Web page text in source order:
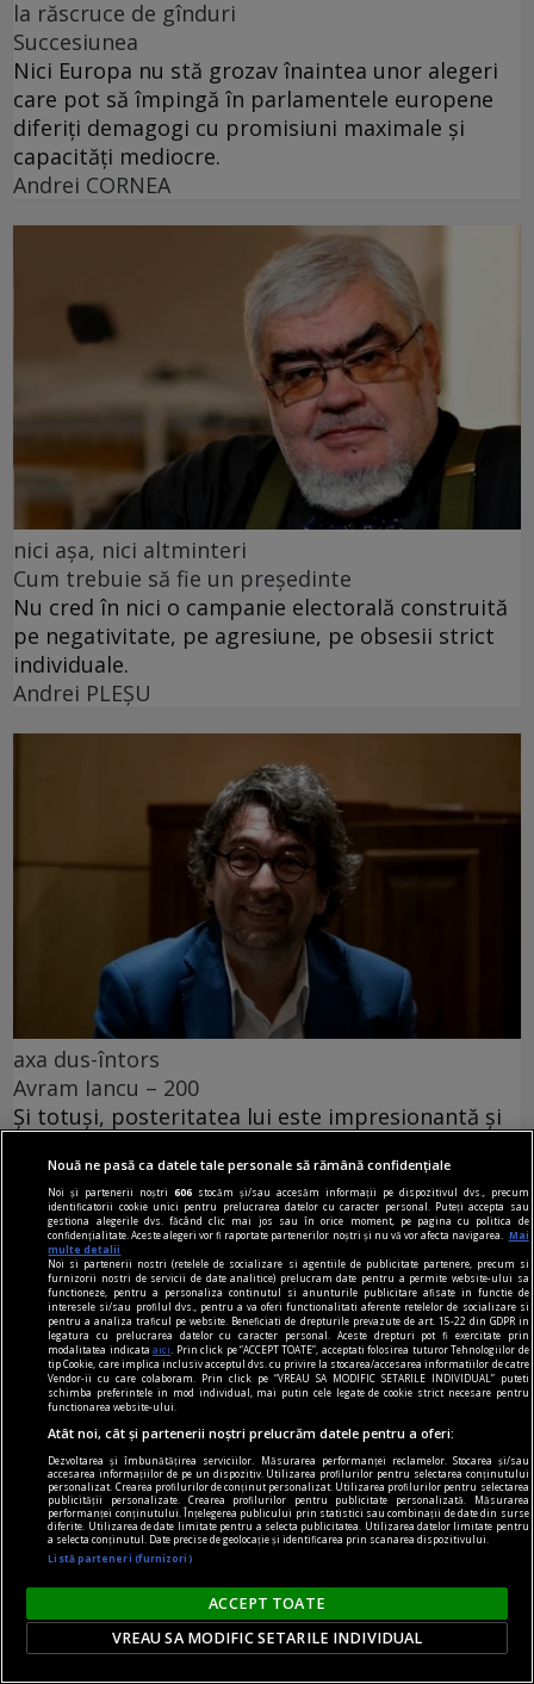
la răscruce de gînduri
Succesiunea
Nici Europa nu stă grozav înaintea unor alegeri
care pot să împingă în parlamentele europene
diferiți demagogi cu promisiuni maximale și
capacități mediocre.
Andrei CORNEA
nici așa, nici altminteri
Cum trebuie să fie un președinte
Nu cred în nici o campanie electorală construită
pe negativitate, pe agresiune, pe obsesii strict
individuale.
Andrei PLEŞU
axa dus-întors
Avram Iancu – 200
Și totuși, posteritatea lui este impresionantă și
simtă o înaltă emoție gîndindu-se la el.
Sever VOINESCU
accent pe istorie
Lech Walesa, din istorie și din prezent
Stocul pare limitat, istoria continuă.
Mihaela SIMINA
Nouă ne pasă ca datele tale personale să rămână confidențiale
Noi și partenerii noștri606 stocăm și/sau accesăm informații pe dispozitivul dvs., precum
identificatorii cookie unici pentru prelucrarea datelor cu caracter personal. Puteți accepta sau
gestiona alegerile dvs. făcând clic mai jos sau în orice moment, pe pagina cu politica de
confidențialitate. Aceste alegeri vor fi raportate partenerilor noștri și nu vă vor afecta navigarea.
Mai
multe detalii
Noi si partenerii nostri (retelele de socializare si agentiile de publicitate partenere, precum si
furnizorii nostri de servicii de date analitice) prelucram date pentru a permite website-ului sa
functioneze, pentru a personaliza continutul si anunturile publicitare afisate in functie de
interesele si/sau profilul dvs., pentru a va oferi functionalitati aferente retelelor de socializare si
pentru a analiza traficul pe website. Beneficiati de drepturile prevazute de art. 15-22 din GDPR in
legatura cu prelucrarea datelor cu caracter personal. Aceste drepturi pot fi exercitate prin
modalitatea indicataaici
. Prin click pe “ACCEPT TOATE”, acceptati folosirea tuturor Tehnologiilor de
tip Cookie, care implica inclusiv acceptul dvs. cu privire la stocarea/accesarea informatiilor de catre
Vendor-ii cu care colaboram. Prin click pe “VREAU SA MODIFIC SETARILE INDIVIDUAL” puteti
schimba preferintele in mod individual, mai putin cele legate de cookie strict necesare pentru
functionarea website-ului.
Atât noi, cât și partenerii noștri prelucrăm datele pentru a oferi:
Dezvoltarea și îmbunătățirea serviciilor. Măsurarea performanței reclamelor. Stocarea și/sau
accesarea informațiilor de pe un dispozitiv. Utilizarea profilurilor pentru selectarea conținutului
personalizat. Crearea profilurilor de conținut personalizat. Utilizarea profilurilor pentru selectarea
publicității personalizate. Crearea profilurilor pentru publicitate personalizată. Măsurarea
performanței conținutului. Înțelegerea publicului prin statistici sau combinații de date din surse
diferite. Utilizarea de date limitate pentru a selecta publicitatea. Utilizarea datelor limitate pentru
a selecta conținutul. Date precise de geolocație și identificarea prin scanarea dispozitivului.
Listă parteneri (furnizori)
ACCEPT TOATE
VREAU SA MODIFIC SETARILE INDIVIDUAL